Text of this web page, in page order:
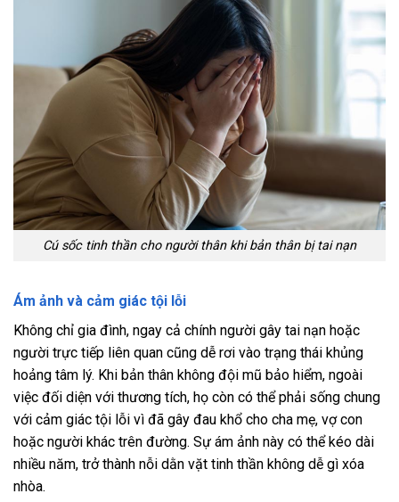
Cú sốc tinh thần cho người thân khi bản thân bị tai nạn
Ám ảnh và cảm giác tội lỗi
Không chỉ gia đình, ngay cả chính người gây tai nạn hoặc
người trực tiếp liên quan cũng dễ rơi vào trạng thái khủng
hoảng tâm lý. Khi bản thân không đội mũ bảo hiểm, ngoài
việc đối diện với thương tích, họ còn có thể phải sống chung
với cảm giác tội lỗi vì đã gây đau khổ cho cha mẹ, vợ con
hoặc người khác trên đường. Sự ám ảnh này có thể kéo dài
nhiều năm, trở thành nỗi dằn vặt tinh thần không dễ gì xóa
nhòa.